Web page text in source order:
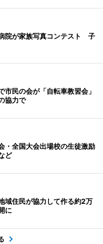
院が家族写真コンテスト 子
市民の会が「自転車教習会」
協力で
・全国大会出場校の生徒激励
ど
域住民が協力して作る約2万
に